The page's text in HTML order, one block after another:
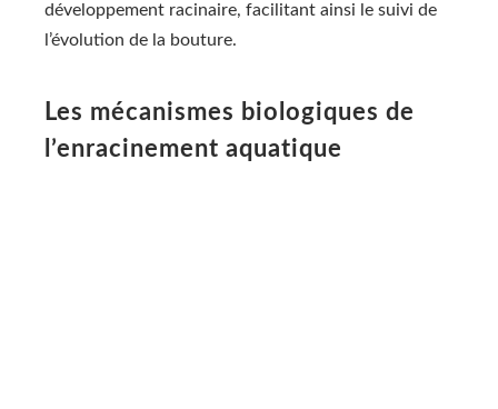
développement racinaire, facilitant ainsi le suivi de
l’évolution de la bouture.
Les mécanismes biologiques de
l’enracinement aquatique